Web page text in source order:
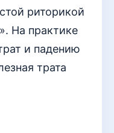
риторикой
На практике
и падению
трата